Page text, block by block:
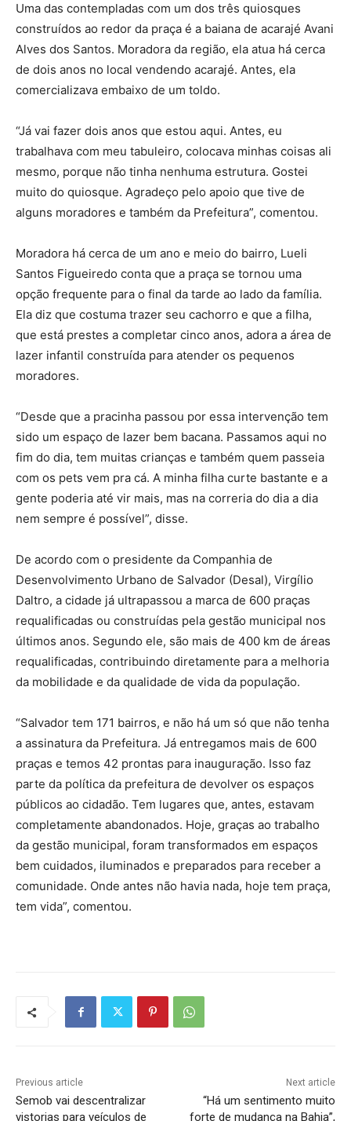
Uma das contempladas com um dos três quiosques
construídos ao redor da praça é a baiana de acarajé Avani
Alves dos Santos. Moradora da região, ela atua há cerca
de dois anos no local vendendo acarajé. Antes, ela
comercializava embaixo de um toldo.
“Já vai fazer dois anos que estou aqui. Antes, eu
trabalhava com meu tabuleiro, colocava minhas coisas ali
mesmo, porque não tinha nenhuma estrutura. Gostei
muito do quiosque. Agradeço pelo apoio que tive de
alguns moradores e também da Prefeitura”, comentou.
Moradora há cerca de um ano e meio do bairro, Lueli
Santos Figueiredo conta que a praça se tornou uma
opção frequente para o final da tarde ao lado da família.
Ela diz que costuma trazer seu cachorro e que a filha,
que está prestes a completar cinco anos, adora a área de
lazer infantil construída para atender os pequenos
moradores.
“Desde que a pracinha passou por essa intervenção tem
sido um espaço de lazer bem bacana. Passamos aqui no
fim do dia, tem muitas crianças e também quem passeia
com os pets vem pra cá. A minha filha curte bastante e a
gente poderia até vir mais, mas na correria do dia a dia
nem sempre é possível”, disse.
De acordo com o presidente da Companhia de
Desenvolvimento Urbano de Salvador (Desal), Virgílio
Daltro, a cidade já ultrapassou a marca de 600 praças
requalificadas ou construídas pela gestão municipal nos
últimos anos. Segundo ele, são mais de 400 km de áreas
requalificadas, contribuindo diretamente para a melhoria
da mobilidade e da qualidade de vida da população.
“Salvador tem 171 bairros, e não há um só que não tenha
a assinatura da Prefeitura. Já entregamos mais de 600
praças e temos 42 prontas para inauguração. Isso faz
parte da política da prefeitura de devolver os espaços
públicos ao cidadão. Tem lugares que, antes, estavam
completamente abandonados. Hoje, graças ao trabalho
da gestão municipal, foram transformados em espaços
bem cuidados, iluminados e preparados para receber a
comunidade. Onde antes não havia nada, hoje tem praça,
tem vida”, comentou.
Previous article
Semob vai descentralizar
vistorias para veículos de
Next article
“Há um sentimento muito
forte de mudança na Bahia”,